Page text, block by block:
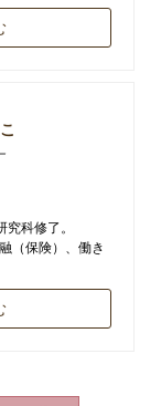
科修了。
（保険）、働き